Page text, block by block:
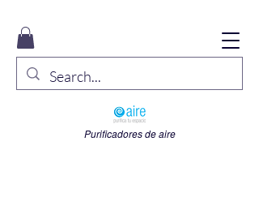
Purificadores de aire